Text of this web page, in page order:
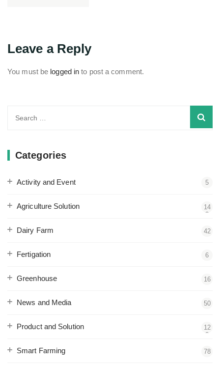
Leave a Reply
You must be logged in to post a comment.
Categories
Activity and Event 5
Agriculture Solution
14
3
Dairy Farm 42
Fertigation 6
Greenhouse 16
News and Media 50
Product and Solution
12
2
Smart Farming 78